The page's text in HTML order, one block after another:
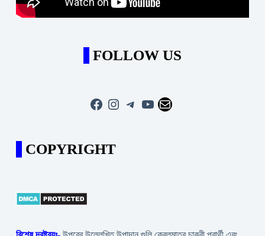
FOLLOW US
Facebook
Instagram
Telegram
YouTube
Mail
COPYRIGHT